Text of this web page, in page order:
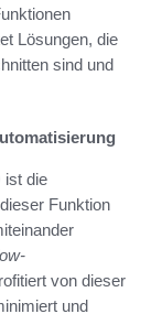
Lösungen, die
sind und
ist die
Funktion
von dieser
und